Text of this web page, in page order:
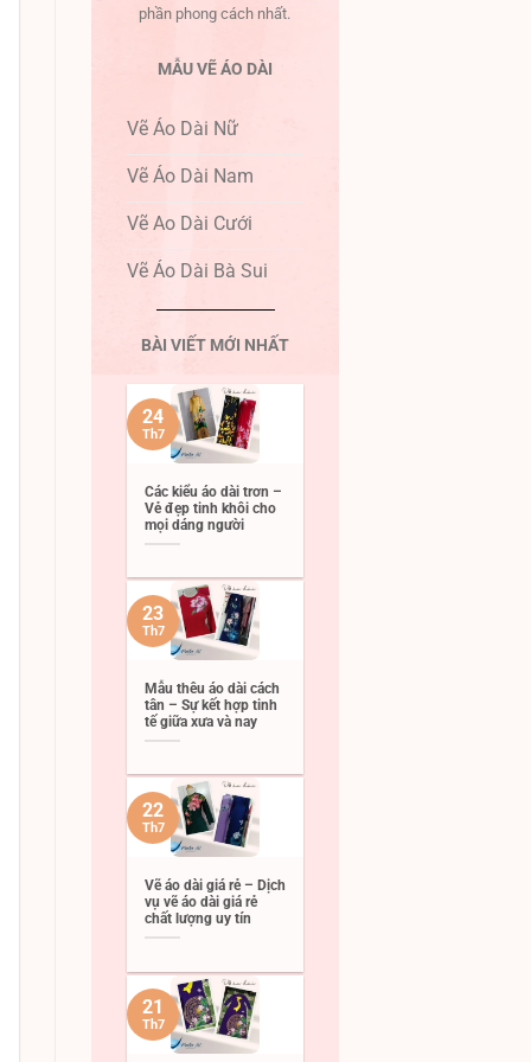
phần phong cách nhất.
MẪU VẼ ÁO DÀI
Vẽ Áo Dài Nữ
Vẽ Áo Dài Nam
Vẽ Ao Dài Cưới
Vẽ Áo Dài Bà Sui
BÀI VIẾT MỚI NHẤT
Các kiểu áo dài trơn –
Vẻ đẹp tinh khôi cho
mọi dáng người
24
Th7
Mẫu thêu áo dài cách
tân – Sự kết hợp tinh
tế giữa xưa và nay
23
Th7
Vẽ áo dài giá rẻ – Dịch
vụ vẽ áo dài giá rẻ
chất lượng uy tín
22
Th7
21
Th7